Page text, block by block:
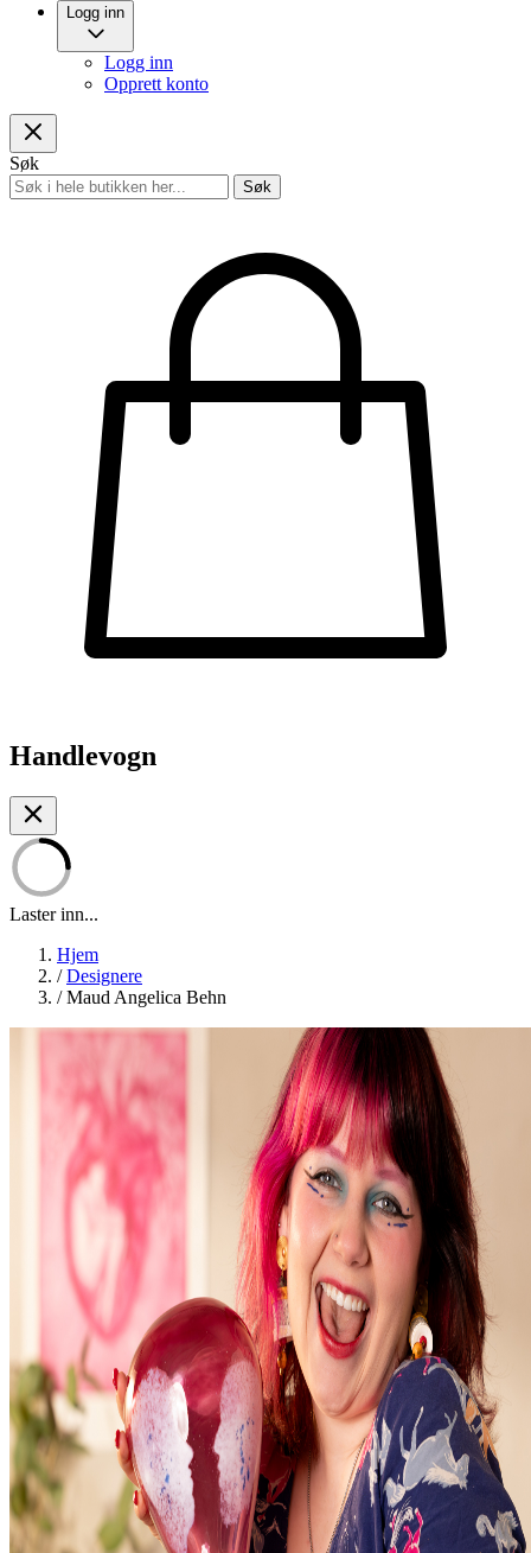
Logg inn
Logg inn
Opprett konto
Søk
Søk
Handlevogn
Laster inn...
Hjem
/ Designere
/ Maud Angelica Behn